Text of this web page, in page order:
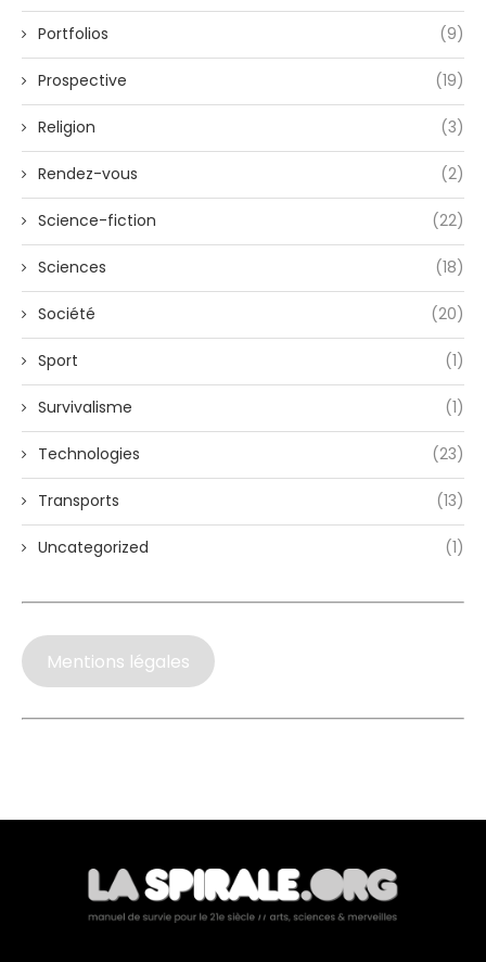
Portfolios (9)
Prospective (19)
Religion (3)
Rendez-vous (2)
Science-fiction (22)
Sciences (18)
Société (20)
Sport (1)
Survivalisme (1)
Technologies (23)
Transports (13)
Uncategorized (1)
Mentions légales